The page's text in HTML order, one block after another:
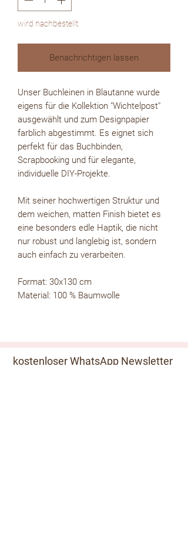
wird nachbestellt
Benachrichtigen lassen
Unser Buchleinen in Blautanne wurde
eigens für die Kollektion "Wichtelpost"
ausgewählt und zum Designpapier
farblich abgestimmt. Es eignet sich
perfekt für das Buchbinden,
Scrapbooking und für elegante,
individuelle DIY-Projekte.
Mit seiner hochwertigen Struktur und
dem weichen, matten Finish bietet es
eine besonders edle Haptik, die nicht
nur robust und langlebig ist, sondern
auch einfach zu verarbeiten.
Format: 30x130 cm
Material: 100 % Baumwolle
kostenloser WhatsApp Newsletter